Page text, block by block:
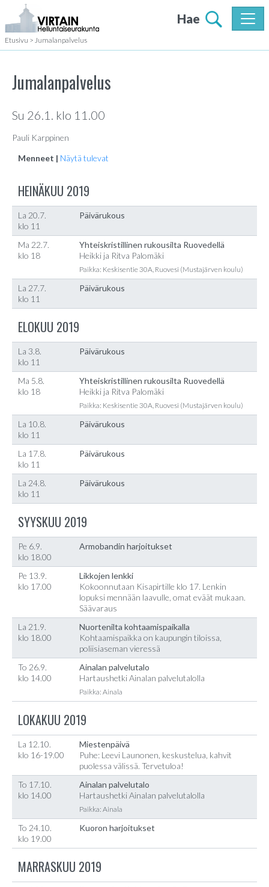
Hae
Etusivu > Jumalanpalvelus
Jumalanpalvelus
Su 26.1. klo 11.00
Pauli Karppinen
Menneet | Näytä tulevat
HEINÄKUU 2019
La 20.7.
klo 11
Päivärukous
Ma 22.7.
klo 18
Yhteiskristillinen rukousilta Ruovedellä
Heikki ja Ritva Palomäki
Paikka: Keskisentie 30A, Ruovesi (Mustajärven koulu)
La 27.7.
klo 11
Päivärukous
ELOKUU 2019
La 3.8.
klo 11
Päivärukous
Ma 5.8.
klo 18
Yhteiskristillinen rukousilta Ruovedellä
Heikki ja Ritva Palomäki
Paikka: Keskisentie 30A, Ruovesi (Mustajärven koulu)
La 10.8.
klo 11
Päivärukous
La 17.8.
klo 11
Päivärukous
La 24.8.
klo 11
Päivärukous
SYYSKUU 2019
Pe 6.9.
klo 18.00
Armobandin harjoitukset
Pe 13.9.
klo 17.00
Likkojen lenkki
Kokoonnutaan Kisapirtille klo 17. Lenkin
lopuksi mennään laavulle, omat eväät mukaan.
Säävaraus
La 21.9.
klo 18.00
Nuortenilta kohtaamispaikalla
Kohtaamispaikka on kaupungin tiloissa,
poliisiaseman vieressä
To 26.9.
klo 14.00
Ainalan palvelutalo
Hartaushetki Ainalan palvelutalolla
Paikka: Ainala
LOKAKUU 2019
La 12.10.
klo 16-19.00
Miestenpäivä
Puhe: Leevi Launonen, keskustelua, kahvit
puolessa välissä. Tervetuloa!
To 17.10.
klo 14.00
Ainalan palvelutalo
Hartaushetki Ainalan palvelutalolla
Paikka: Ainala
To 24.10.
klo 19.00
Kuoron harjoitukset
MARRASKUU 2019